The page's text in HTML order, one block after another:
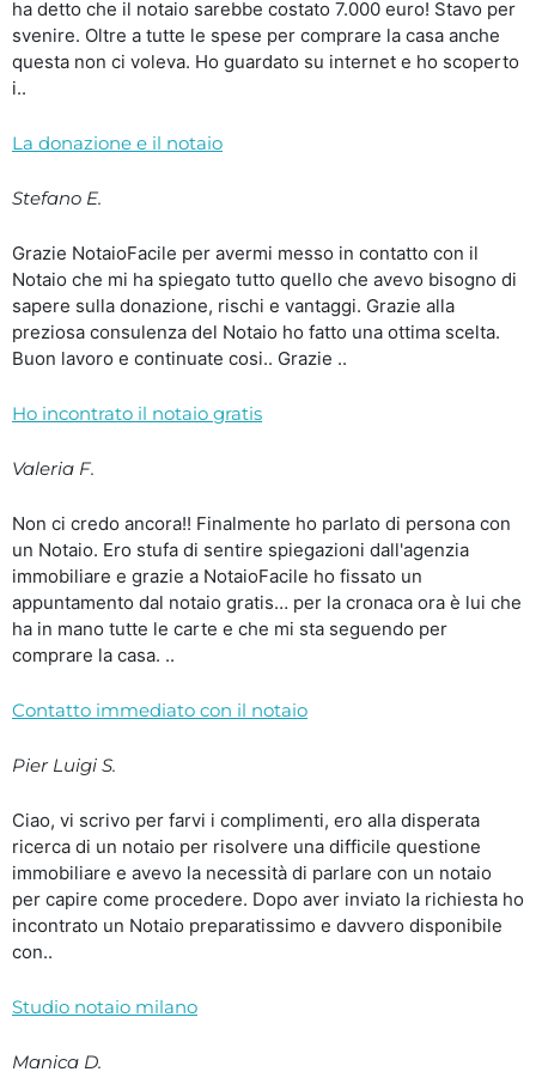
ha detto che il notaio sarebbe costato 7.000 euro! Stavo per
svenire. Oltre a tutte le spese per comprare la casa anche
questa non ci voleva. Ho guardato su internet e ho scoperto
i..
La donazione e il notaio
Stefano E.
Grazie NotaioFacile per avermi messo in contatto con il
Notaio che mi ha spiegato tutto quello che avevo bisogno di
sapere sulla donazione, rischi e vantaggi. Grazie alla
preziosa consulenza del Notaio ho fatto una ottima scelta.
Buon lavoro e continuate cosi.. Grazie ..
Ho incontrato il notaio gratis
Valeria F.
Non ci credo ancora!! Finalmente ho parlato di persona con
un Notaio. Ero stufa di sentire spiegazioni dall'agenzia
immobiliare e grazie a NotaioFacile ho fissato un
appuntamento dal notaio gratis… per la cronaca ora è lui che
ha in mano tutte le carte e che mi sta seguendo per
comprare la casa. ..
Contatto immediato con il notaio
Pier Luigi S.
Ciao, vi scrivo per farvi i complimenti, ero alla disperata
ricerca di un notaio per risolvere una difficile questione
immobiliare e avevo la necessità di parlare con un notaio
per capire come procedere. Dopo aver inviato la richiesta ho
incontrato un Notaio preparatissimo e davvero disponibile
con..
Studio notaio milano
Manica D.